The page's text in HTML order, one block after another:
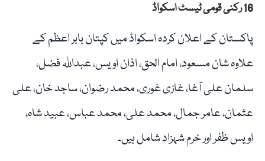
16 رکنی قومی ٹیسٹ اسکواڈ
پاکستان کے اعلان کردہ اسکواڈ میں کپتان بابر اعظم کے
علاوہ شان مسعود، امام الحق، اذان اویس، عبداللہ فضل،
سلمان علی آغا، غازی غوری، محمد رضوان، ساجد خان، علی
عثمان، عامر جمال، محمد علی، محمد عباس، عبید شاہ،
اویس ظفر اور خرم شہزاد شامل ہیں۔